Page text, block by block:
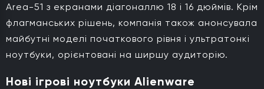
Area-51 з екранами діагоналлю 18 і 16 дюймів. Крім
флагманських рішень, компанія також анонсувала
майбутні моделі початкового рівня і ультратонкі
ноутбуки, орієнтовані на ширшу аудиторію.
Нові ігрові ноутбуки Alienware